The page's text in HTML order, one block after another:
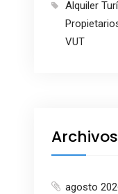
Alquiler
VUT
Archivos
agosto